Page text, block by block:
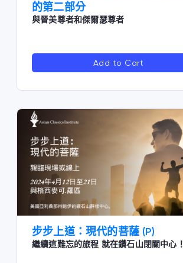
的第二部分
與晉美尊者和傑爾瑟尊者
Add to Cart
步步上道：現代的菩薩 (P)
繼續這難忘的旅程 就在鑽石山閉關中心！